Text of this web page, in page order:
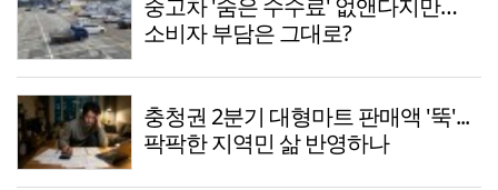
중고차 '숨은 수수료' 없앤다지만…
소비자 부담은 그대로?
충청권 2분기 대형마트 판매액 '뚝'...
팍팍한 지역민 삶 반영하나